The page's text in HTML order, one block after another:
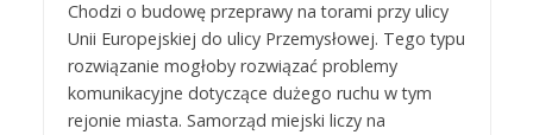
Chodzi o budowę przeprawy na torami przy ulicy
Unii Europejskiej do ulicy Przemysłowej. Tego typu
rozwiązanie mogłoby rozwiązać problemy
komunikacyjne dotyczące dużego ruchu w tym
rejonie miasta. Samorząd miejski liczy na